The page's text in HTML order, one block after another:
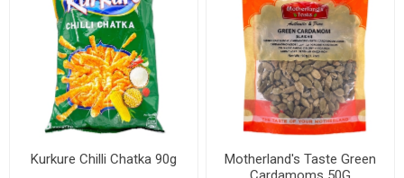
Kurkure Chilli Chatka 90g
Motherland's Taste Green